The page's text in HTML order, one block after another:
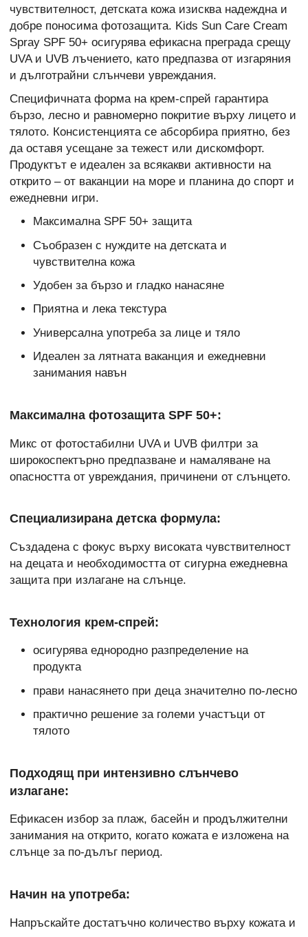
чувствителност, детската кожа изисква надеждна и
добре поносима фотозащита. Kids Sun Care Cream
Spray SPF 50+ осигурява ефикасна преграда срещу
UVA и UVB лъчението, като предпазва от изгаряния
и дълготрайни слънчеви увреждания.
Специфичната форма на крем-спрей гарантира
бързо, лесно и равномерно покритие върху лицето и
тялото. Консистенцията се абсорбира приятно, без
да оставя усещане за тежест или дискомфорт.
Продуктът е идеален за всякакви активности на
открито – от ваканции на море и планина до спорт и
ежедневни игри.
Максимална SPF 50+ защита
Съобразен с нуждите на детската и
чувствителна кожа
Удобен за бързо и гладко нанасяне
Приятна и лека текстура
Универсална употреба за лице и тяло
Идеален за лятната ваканция и ежедневни
занимания навън
Максимална фотозащита SPF 50+:
Микс от фотостабилни UVA и UVB филтри за
широкоспектърно предпазване и намаляване на
опасността от увреждания, причинени от слънцето.
Специализирана детска формула:
Създадена с фокус върху високата чувствителност
на децата и необходимостта от сигурна ежедневна
защита при излагане на слънце.
Технология крем-спрей:
осигурява еднородно разпределение на
продукта
прави нанасянето при деца значително по-лесно
практично решение за големи участъци от
тялото
Подходящ при интензивно слънчево
излагане:
Ефикасен избор за плаж, басейн и продължителни
занимания на открито, когато кожата е изложена на
слънце за по-дълъг период.
Начин на употреба:
Напръскайте достатъчно количество върху кожата и